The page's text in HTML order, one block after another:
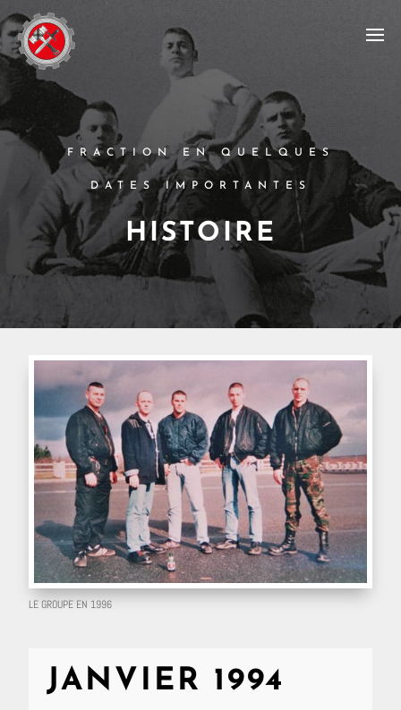
FRACTION EN QUELQUES
DATES IMPORTANTES
HISTOIRE
LE GROUPE EN 1996
JANVIER 1994